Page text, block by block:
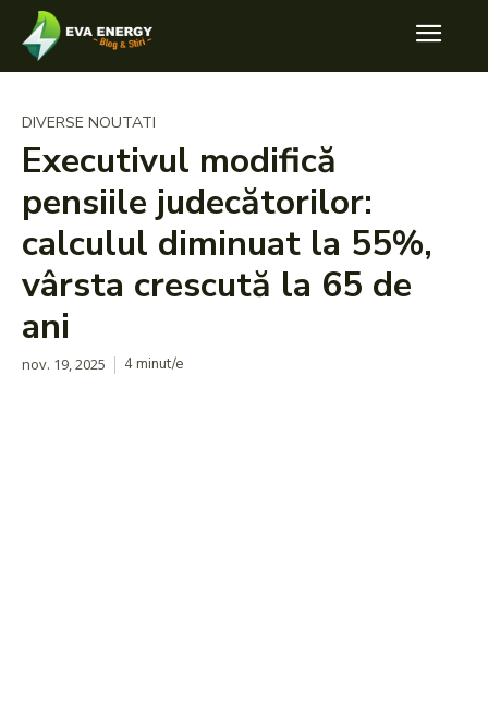
DIVERSE NOUTATI
Executivul modifică
pensiile judecătorilor:
calculul diminuat la 55%,
vârsta crescută la 65 de
ani
nov. 19, 2025 4minut/e